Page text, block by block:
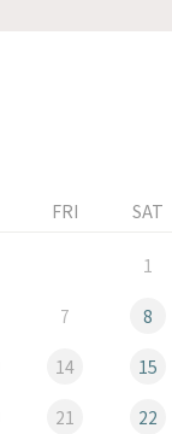
FRI SAT
1
7 8
14 15
21 22